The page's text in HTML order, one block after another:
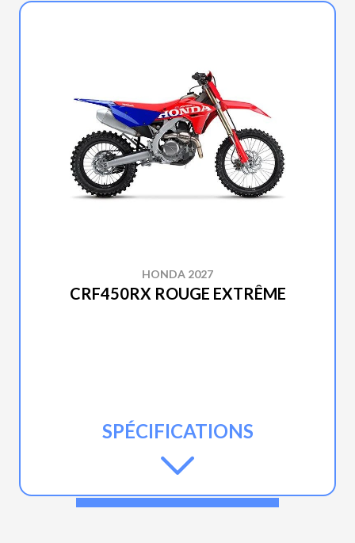
HONDA 2027
CRF450RX ROUGE EXTRÊME
SPÉCIFICATIONS